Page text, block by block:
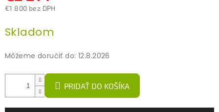
€1 800 bez DPH
cena:
Skladom
Môžeme doručiť do: 12.8.2026
PRIDAŤ DO KOŠÍKA